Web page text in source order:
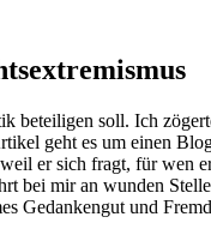
beteiligen soll. Ich
geht es um einen
er sich fragt, für wen
bei mir an wunden
Gedankengut und